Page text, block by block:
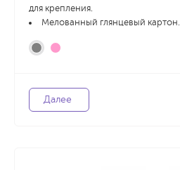
для крепления.
Мелованный глянцевый картон.
Далее